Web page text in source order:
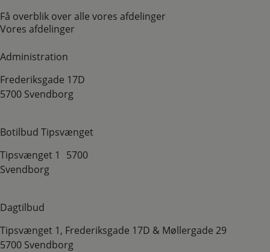
Få overblik over alle vores afdelinger
Vores afdelinger
Administration
Frederiksgade 17D
5700 Svendborg
Botilbud Tipsvænget
​Tipsvænget 1 ​5700
Svendborg
Dagtilbud
Tipsvænget 1, Frederiksgade 17D & Møllergade 29
5700 Svendborg